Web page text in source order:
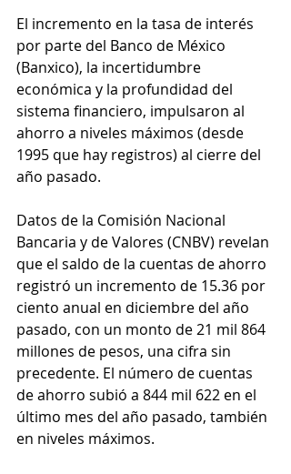
El incremento en la tasa de interés
por parte del Banco de México
(Banxico), la incertidumbre
económica y la profundidad del
sistema financiero, impulsaron al
ahorro a niveles máximos (desde
1995 que hay registros) al cierre del
año pasado.
Datos de la Comisión Nacional
Bancaria y de Valores (CNBV) revelan
que el saldo de la cuentas de ahorro
registró un incremento de 15.36 por
ciento anual en diciembre del año
pasado, con un monto de 21 mil 864
millones de pesos, una cifra sin
precedente. El número de cuentas
de ahorro subió a 844 mil 622 en el
último mes del año pasado, también
en niveles máximos.